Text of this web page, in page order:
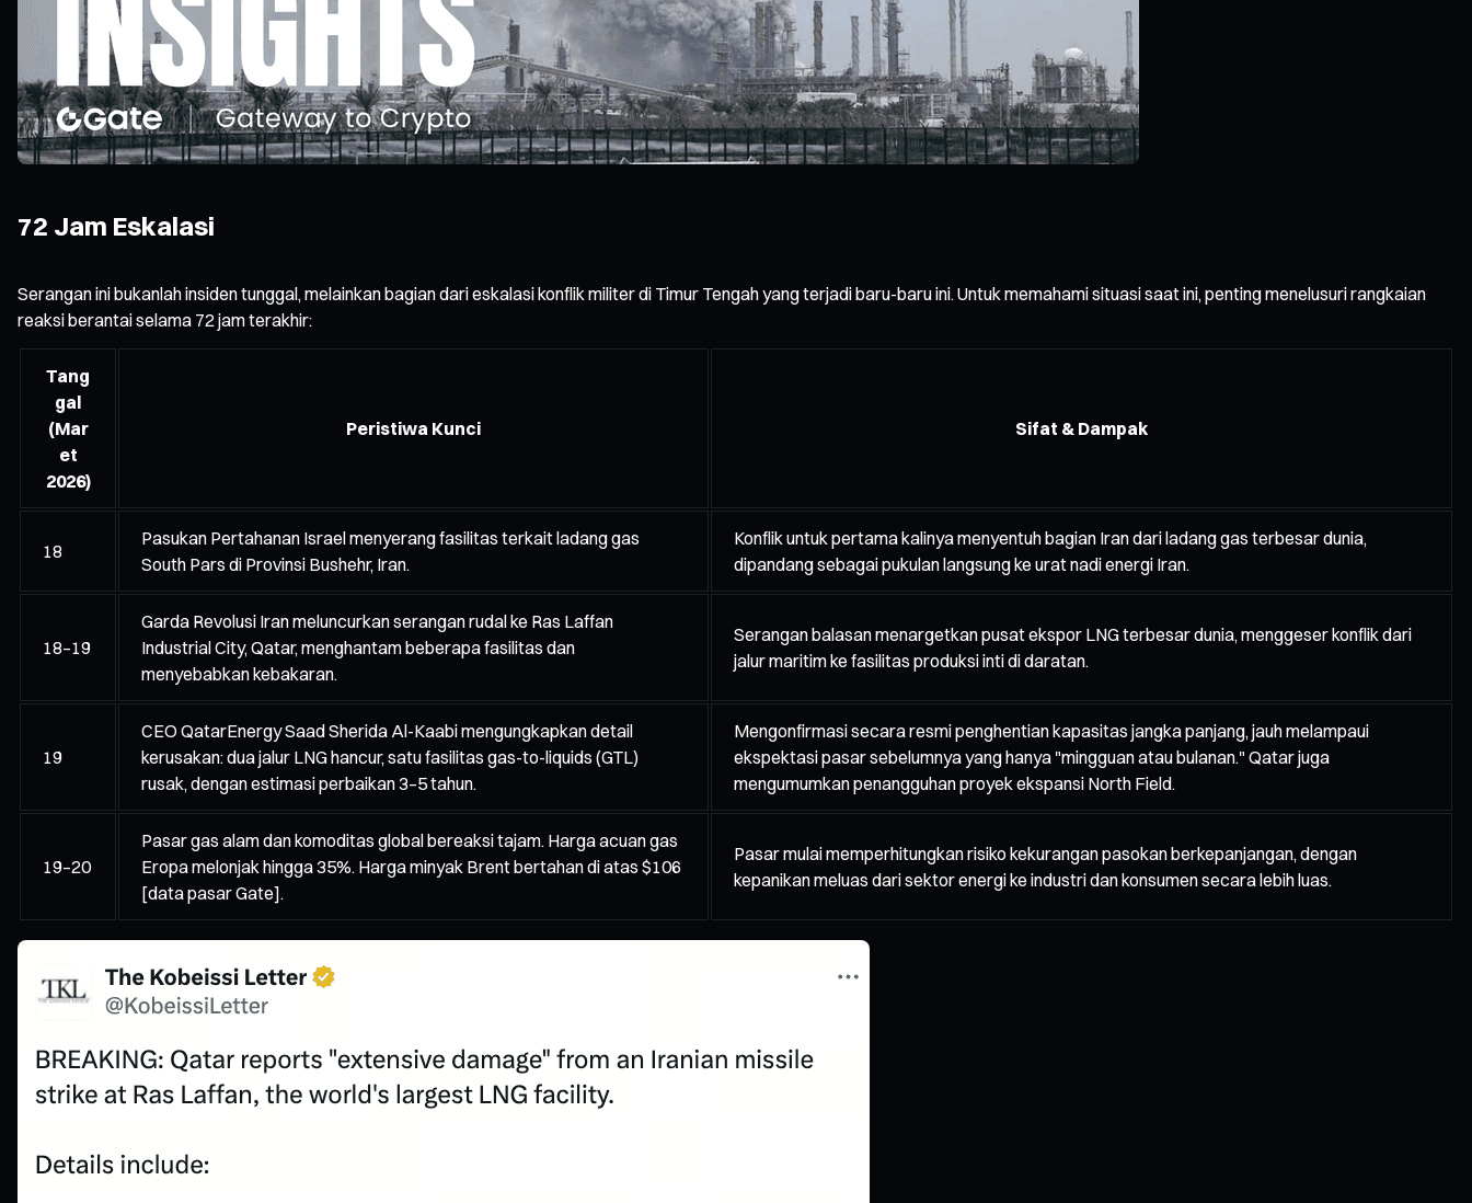
72 Jam Eskalasi
Serangan ini bukanlah insiden tunggal, melainkan bagian dari eskalasi konflik militer di Timur Tengah yang terjadi baru-baru ini. Untuk memahami situasi saat ini, penting menelusuri rangkaian
reaksi berantai selama 72 jam terakhir:
Tang
gal
(Mar
et
2026)
Peristiwa Kunci Sifat & Dampak
18
Pasukan Pertahanan Israel menyerang fasilitas terkait ladang gas
South Pars di Provinsi Bushehr, Iran.
Konflik untuk pertama kalinya menyentuh bagian Iran dari ladang gas terbesar dunia,
dipandang sebagai pukulan langsung ke urat nadi energi Iran.
18–19
Garda Revolusi Iran meluncurkan serangan rudal ke Ras Laffan
Industrial City, Qatar, menghantam beberapa fasilitas dan
menyebabkan kebakaran.
Serangan balasan menargetkan pusat ekspor LNG terbesar dunia, menggeser konflik dari
jalur maritim ke fasilitas produksi inti di daratan.
19
CEO QatarEnergy Saad Sherida Al-Kaabi mengungkapkan detail
kerusakan: dua jalur LNG hancur, satu fasilitas gas-to-liquids (GTL)
rusak, dengan estimasi perbaikan 3–5 tahun.
Mengonfirmasi secara resmi penghentian kapasitas jangka panjang, jauh melampaui
ekspektasi pasar sebelumnya yang hanya "mingguan atau bulanan." Qatar juga
mengumumkan penangguhan proyek ekspansi North Field.
19–20
Pasar gas alam dan komoditas global bereaksi tajam. Harga acuan gas
Eropa melonjak hingga 35%. Harga minyak Brent bertahan di atas $106
[data pasar Gate].
Pasar mulai memperhitungkan risiko kekurangan pasokan berkepanjangan, dengan
kepanikan meluas dari sektor energi ke industri dan konsumen secara lebih luas.